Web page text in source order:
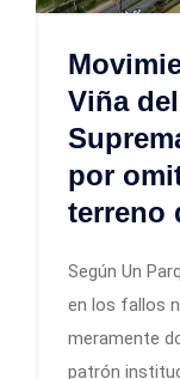
Viña
por
terreno
Según Un
en los fallos
meramente
patrón